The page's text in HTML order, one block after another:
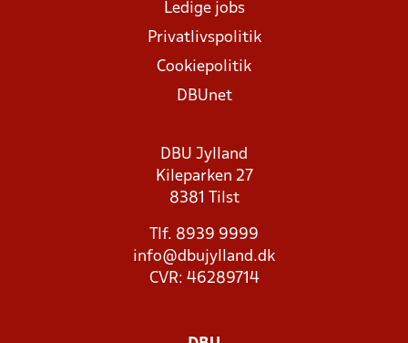
Ledige jobs
Privatlivspolitik
Cookiepolitik
DBUnet
DBU Jylland
Kileparken 27
8381 Tilst
Tlf. 8939 9999
info@dbujylland.dk
CVR: 46289714